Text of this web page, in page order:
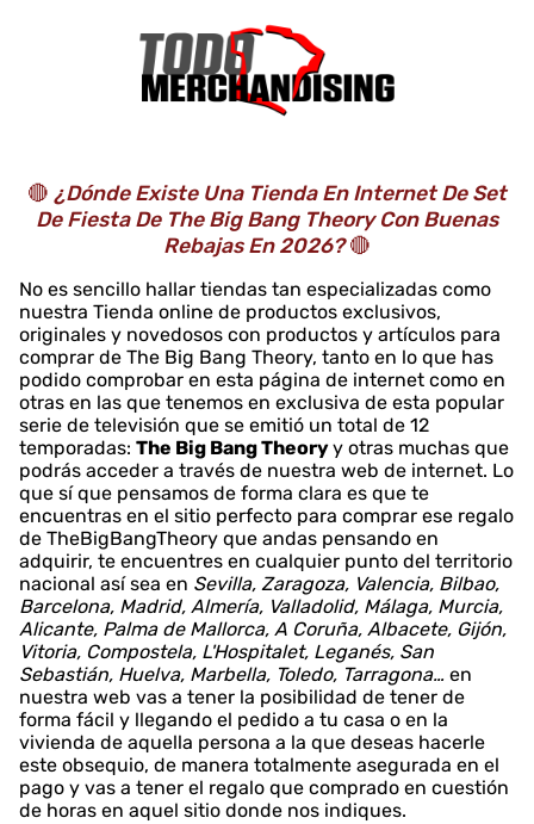
🔴 ¿Dónde Existe Una Tienda En Internet De Set
De Fiesta De The Big Bang Theory Con Buenas
Rebajas En 2026?🔴
No es sencillo hallar tiendas tan especializadas como
nuestra Tienda online de productos exclusivos,
originales y novedosos con productos y artículos para
comprar de The Big Bang Theory, tanto en lo que has
podido comprobar en esta página de internet como en
otras en las que tenemos en exclusiva de esta popular
serie de televisión que se emitió un total de 12
temporadas: The Big Bang Theoryy otras muchas que
podrás acceder a través de nuestra web de internet. Lo
que sí que pensamos de forma clara es que te
encuentras en el sitio perfecto para comprar ese regalo
de TheBigBangTheory que andas pensando en
adquirir, te encuentres en cualquier punto del territorio
nacional así sea en Sevilla, Zaragoza, Valencia, Bilbao,
Barcelona, Madrid, Almería, Valladolid, Málaga, Murcia,
Alicante, Palma de Mallorca, A Coruña, Albacete, Gijón,
Vitoria, Compostela, L'Hospitalet, Leganés, San
Sebastián, Huelva, Marbella, Toledo, Tarragona… en
nuestra web vas a tener la posibilidad de tener de
forma fácil y llegando el pedido a tu casa o en la
vivienda de aquella persona a la que deseas hacerle
este obsequio, de manera totalmente asegurada en el
pago y vas a tener el regalo que comprado en cuestión
de horas en aquel sitio donde nos indiques.